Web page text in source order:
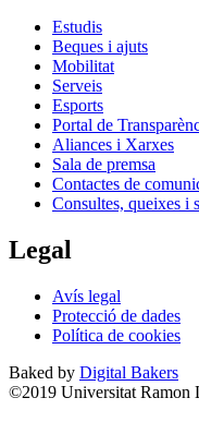
Estudis
Beques i ajuts
Mobilitat
Serveis
Esports
Portal de
Aliances i Xarxes
Sala de premsa
Contactes de
Consultes, queixes i
Legal
Avís legal
Protecció de dades
Política de cookies
Baked by Digital Bakers
©2019 Universitat Ramon